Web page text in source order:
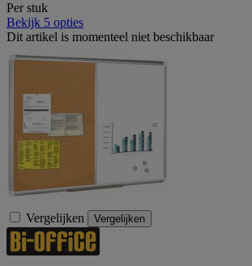
Per stuk
Bekijk 5 opties
Dit artikel is momenteel niet beschikbaar
Vergelijken Vergelijken